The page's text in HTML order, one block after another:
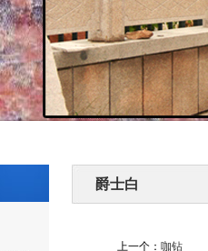
爵士白
上一个： 咖钻